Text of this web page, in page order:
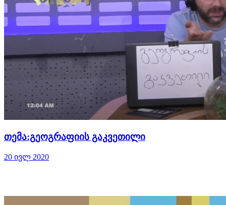
თემა:გეოგრაფიის გაკვეთილი
20 ივლ 2020